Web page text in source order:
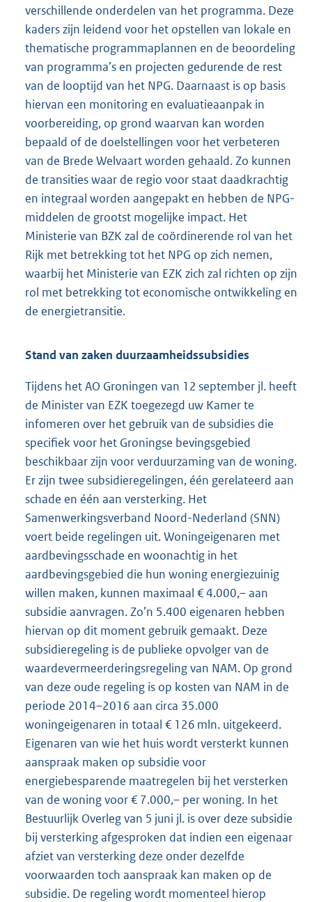
verschillende onderdelen van het programma. Deze
kaders zijn leidend voor het opstellen van lokale en
thematische programmaplannen en de beoordeling
van programma’s en projecten gedurende de rest
van de looptijd van het NPG. Daarnaast is op basis
hiervan een monitoring en evaluatieaanpak in
voorbereiding, op grond waarvan kan worden
bepaald of de doelstellingen voor het verbeteren
van de Brede Welvaart worden gehaald. Zo kunnen
de transities waar de regio voor staat daadkrachtig
en integraal worden aangepakt en hebben de NPG-
middelen de grootst mogelijke impact. Het
Ministerie van BZK zal de coördinerende rol van het
Rijk met betrekking tot het NPG op zich nemen,
waarbij het Ministerie van EZK zich zal richten op zijn
rol met betrekking tot economische ontwikkeling en
de energietransitie.
Stand van zaken duurzaamheidssubsidies
Tijdens het AO Groningen van 12 september jl. heeft
de Minister van EZK toegezegd uw Kamer te
infomeren over het gebruik van de subsidies die
specifiek voor het Groningse bevingsgebied
beschikbaar zijn voor verduurzaming van de woning.
Er zijn twee subsidieregelingen, één gerelateerd aan
schade en één aan versterking. Het
Samenwerkingsverband Noord-Nederland (SNN)
voert beide regelingen uit. Woningeigenaren met
aardbevingsschade en woonachtig in het
aardbevingsgebied die hun woning energiezuinig
willen maken, kunnen maximaal € 4.000,– aan
subsidie aanvragen. Zo’n 5.400 eigenaren hebben
hiervan op dit moment gebruik gemaakt. Deze
subsidieregeling is de publieke opvolger van de
waardevermeerderingsregeling van NAM. Op grond
van deze oude regeling is op kosten van NAM in de
periode 2014–2016 aan circa 35.000
woningeigenaren in totaal € 126 mln. uitgekeerd.
Eigenaren van wie het huis wordt versterkt kunnen
aanspraak maken op subsidie voor
energiebesparende maatregelen bij het versterken
van de woning voor € 7.000,– per woning. In het
Bestuurlijk Overleg van 5 juni jl. is over deze subsidie
bij versterking afgesproken dat indien een eigenaar
afziet van versterking deze onder dezelfde
voorwaarden toch aanspraak kan maken op de
subsidie. De regeling wordt momenteel hierop